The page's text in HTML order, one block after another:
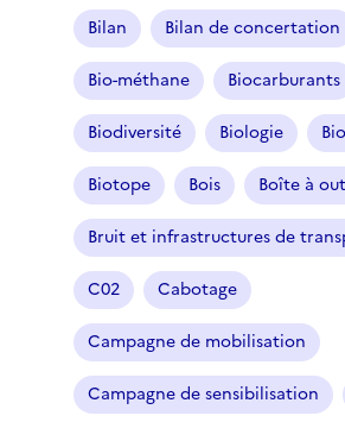
Bilan Bilan de concertation
Bio-méthane Biocarburants
Biodiversité Biologie
Biotope Bois Boîte à
Bruit et infrastructures de
C02 Cabotage
Campagne de mobilisation
Campagne de sensibilisation